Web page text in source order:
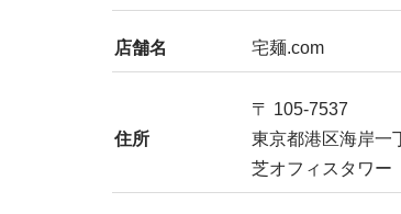
店舗名 宅麺.com
住所
〒 105-7537
東京都港区海岸一
芝オフィスタワー